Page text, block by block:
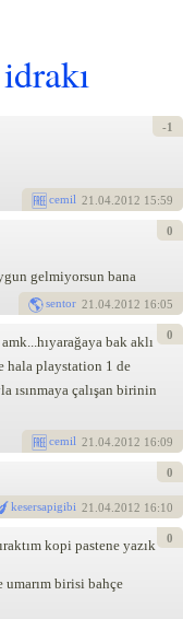
cemil 21.04.2012 15:59
-1
gelmiyorsun bana
sentor 21.04.2012 16:05
0
bak aklı
hala playstation 1 de
ısınmaya çalışan birinin
cemil 21.04.2012 16:09
0
kesersapigibi 21.04.2012 16:10
0
kopi pastene yazık
umarım birisi bahçe
0